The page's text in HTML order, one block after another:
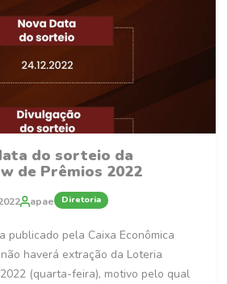
do sorteio da
de Prêmios 2022
apae Diretoria
publicado pela Caixa Econômica
haverá extração da Loteria
(quarta-feira), motivo pelo qual